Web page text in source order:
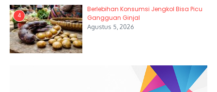
4
Berlebihan Konsumsi Jengkol Bisa Picu
Gangguan Ginjal
Agustus 5, 2026